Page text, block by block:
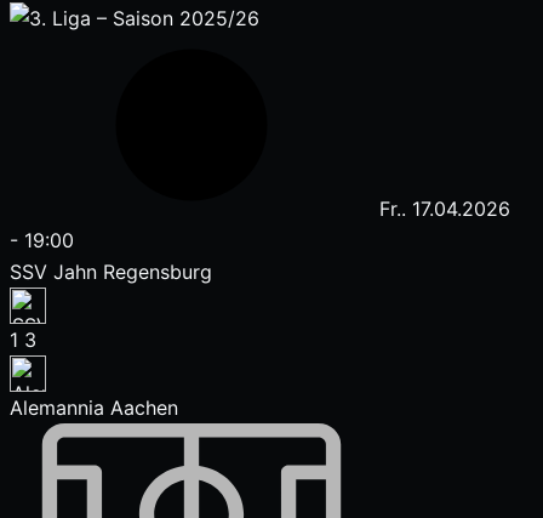
Fr.. 17.04.2026
- 19:00
SSV Jahn Regensburg
1 3
Alemannia Aachen